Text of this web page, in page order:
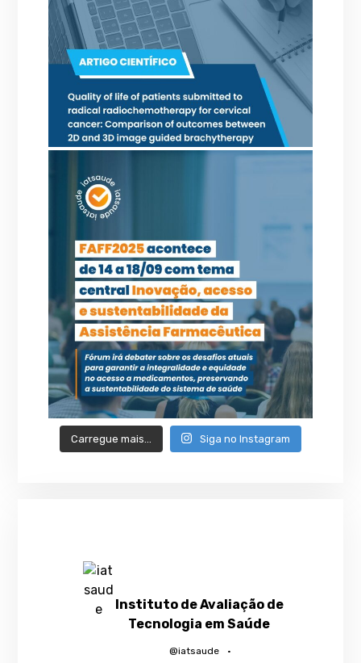
Carregue mais… Siga no Instagram
Instituto de Avaliação de
Tecnologia em Saúde
@iatsaude ·